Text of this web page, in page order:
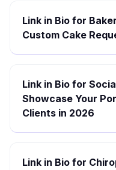
Link in Bio for
Custom Cake
Link in Bio for
Showcase Your
Clients in 2026
Link in Bio for